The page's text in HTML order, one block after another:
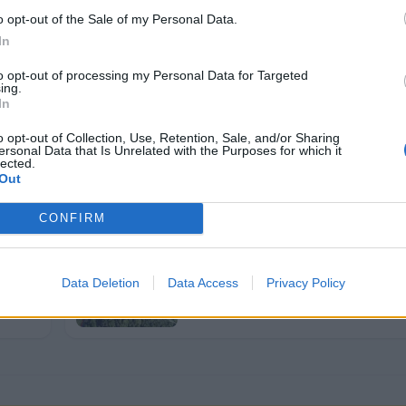
opt-out of the Sale of my Personal Data.
opt-out of processing my Personal Data for Targeted
opt-out of Collection, Use, Retention, Sale, and/or Sharing
Data that Is Unrelated with the Purposes for which it
CONFIRM
Data Deletion Data Access Privacy Policy
Pitna voda je dragocen vir –
5. avgust 2026
Jutri bo na območju Žarove ceste
dobava toplotne energije.